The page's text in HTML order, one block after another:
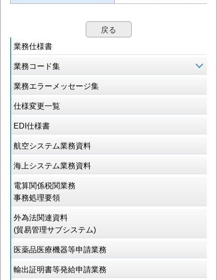
業務仕様書
業務コード集
業務エラーメッセージ集
仕様変更一覧
EDI仕様書
航空システム業務資料
海上システム業務資料
電算関係税関業務
事務処理要領
外為法関連資料
(貿易管理サブシステム)
医薬品医療機器等申請業務
輸出証明書等発給申請業務
戻る